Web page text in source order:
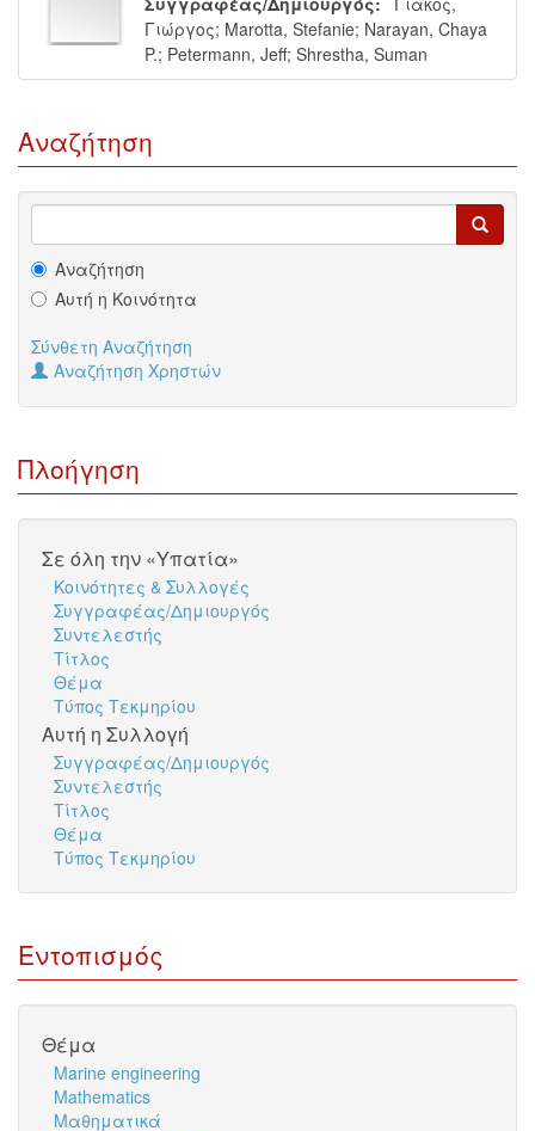
Γιώργος; Marotta, Stefanie; Narayan, Chaya
P.; Petermann, Jeff; Shrestha, Suman
Αναζήτηση
Αναζήτηση
Αυτή η Κοινότητα
Σύνθετη Αναζήτηση
Αναζήτηση Χρηστών
Πλοήγηση
Σε όλη την «Υπατία»
Κοινότητες & Συλλογές
Συγγραφέας/Δημιουργός
Συντελεστής
Τίτλος
Θέμα
Τύπος Τεκμηρίου
Αυτή η Συλλογή
Συγγραφέας/Δημιουργός
Συντελεστής
Τίτλος
Θέμα
Τύπος Τεκμηρίου
Εντοπισμός
Θέμα
Marine engineering
Mathematics
Μαθηματικά